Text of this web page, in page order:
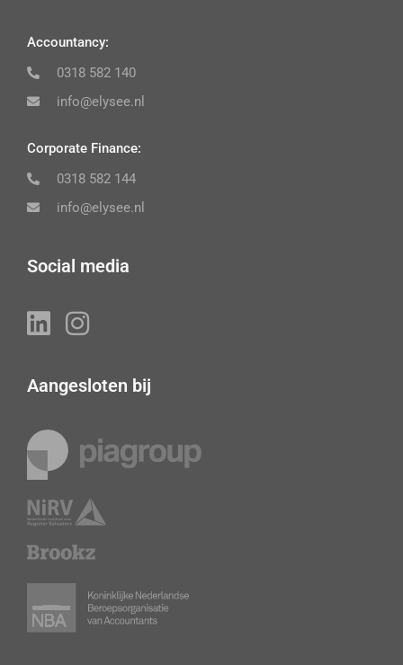
Accountancy:
0318 582 140
info@elysee.nl
Corporate Finance:
0318 582 144
info@elysee.nl
Social media
Aangesloten bij